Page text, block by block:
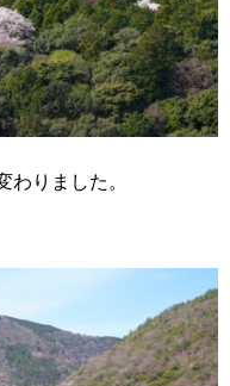
わりました。